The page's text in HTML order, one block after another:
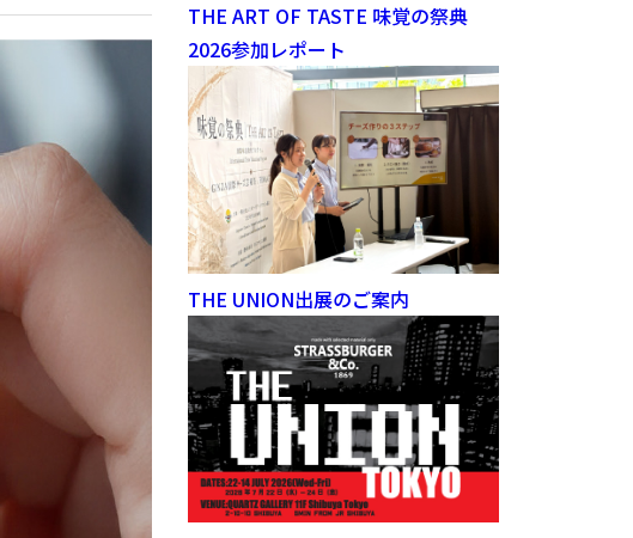
THE ART OF TASTE 味覚の祭典
2026参加レポート
THE UNION出展のご案内